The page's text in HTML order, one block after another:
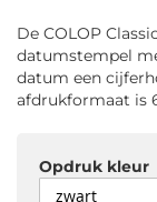
De COLOP
datumstempel
datum een
afdrukformaat is
Opdruk kleur